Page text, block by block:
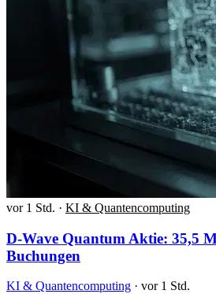
vor 1 Std. · KI & Quantencomputing
D-Wave Quantum Aktie: 35,5
Buchungen
KI & Quantencomputing · vor 1 Std.